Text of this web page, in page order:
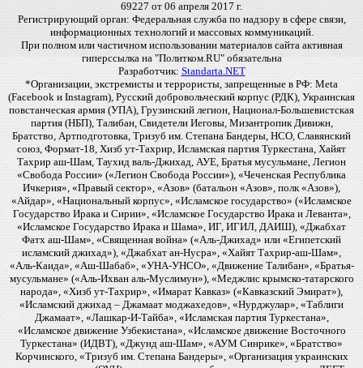
69227 от 06 апреля 2017 г.
Регистрирующий орган: Федеральная служба по надзору в сфере связи,
информационных технологий и массовых коммуникаций.
При полном или частичном использовании материалов сайта активная
гиперссылка на "Политком.RU" обязательна
Разработчик: Standarta.NET
*Организации, экстремисты и террористы, запрещенные в РФ: Meta
(Facebook и Instagram), Русский добровольческий корпус (РДК), Украинская
повстанческая армия (УПА), Грузинский легион, Национал-Большевистская
партия (НБП), Талибан, Свидетели Иеговы, Мизантропик Дивижн,
Братство, Артподготовка, Тризуб им. Степана Бандеры, НСО, Славянский
союз, Формат-18, Хизб ут-Тахрир, Исламская партия Туркестана, Хайят
Тахрир аш-Шам, Таухид валь-Джихад, АУЕ, Братья мусульмане, Легион
«Свобода России» («Легион Свобода России»), «Чеченская Республика
Ичкерия», «Правый сектор», «Азов» (батальон «Азов», полк «Азов»),
«Айдар», «Национальный корпус», «Исламское государство» («Исламское
Государство Ирака и Сирии», «Исламское Государство Ирака и Леванта»,
«Исламское Государство Ирака и Шама», ИГ, ИГИЛ, ДАИШ), «Джабхат
Фатх аш-Шам», «Священная война» («Аль-Джихад» или «Египетский
исламский джихад»), «Джабхат ан-Нусра», «Хайят Тахрир-аш-Шам»,
«Аль-Каида», «Аш-Шабаб», «УНА-УНСО», «Движение Талибан», «Братья-
мусульмане» («Аль-Ихван аль-Муслимун»), «Меджлис крымско-татарского
народа», «Хизб ут-Тахрир», «Имарат Кавказ» («Кавказский Эмират»),
«Исламский джихад – Джамаат моджахедов», «Нурджулар», «Таблиги
Джамаат», «Лашкар-И-Тайба», «Исламская партия Туркестана»,
«Исламское движение Узбекистана», «Исламское движение Восточного
Туркестана» (ИДВТ), «Джунд аш-Шам», «АУМ Синрике», «Братство»
Корчинского, «Тризуб им. Степана Бандеры», «Организация украинских